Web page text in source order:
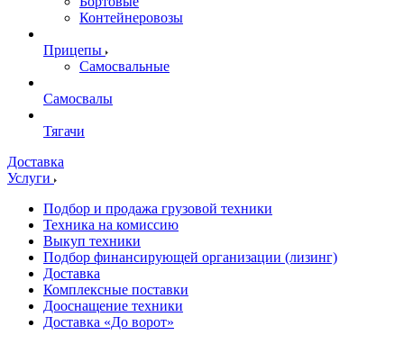
Контейнеровозы
Прицепы
Самосвальные
Самосвалы
Тягачи
Доставка
Услуги
Подбор и продажа грузовой техники
Техника на комиссию
Выкуп техники
Подбор финансирующей организации (лизинг)
Доставка
Комплексные поставки
Дооснащение техники
Доставка «До ворот»